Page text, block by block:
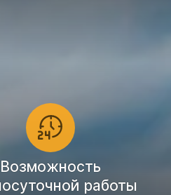
Возможность
работы